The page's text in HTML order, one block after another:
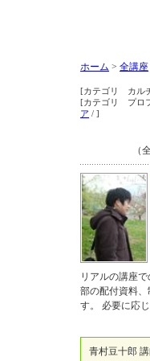
ホーム > 全講座
[カテゴリ カル
[カテゴリ プロ
ア / ]
（
リアルの講座
部の配付資料
す。 必要に応
青村豆十郎